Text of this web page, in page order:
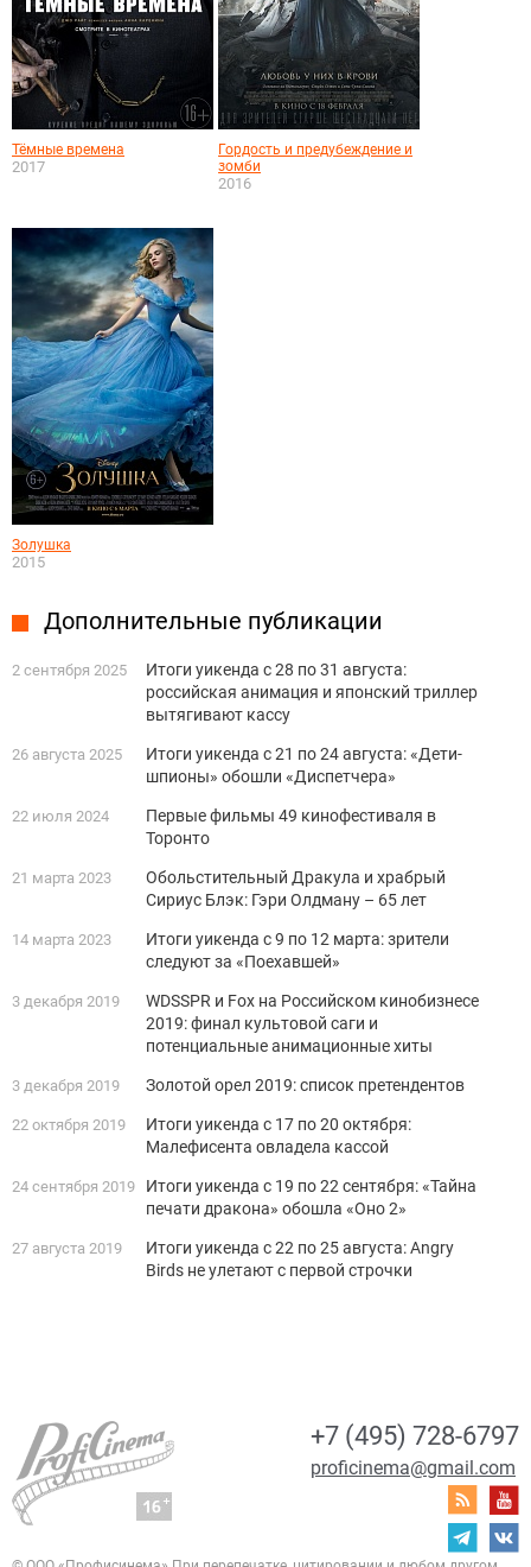
Тёмные времена
2017
Гордость и предубеждение и
зомби
2016
Золушка
2015
Дополнительные публикации
2 сентября 2025
Итоги уикенда с 28 по 31 августа:
российская анимация и японский триллер
вытягивают кассу
26 августа 2025
Итоги уикенда с 21 по 24 августа: «Дети-
шпионы» обошли «Диспетчера»
22 июля 2024
Первые фильмы 49 кинофестиваля в
Торонто
21 марта 2023
Обольстительный Дракула и храбрый
Сириус Блэк: Гэри Олдману – 65 лет
14 марта 2023
Итоги уикенда с 9 по 12 марта: зрители
следуют за «Поехавшей»
3 декабря 2019
WDSSPR и Fox на Российском кинобизнесе
2019: финал культовой саги и
потенциальные анимационные хиты
3 декабря 2019 Золотой орел 2019: список претендентов
22 октября 2019
Итоги уикенда с 17 по 20 октября:
Малефисента овладела кассой
24 сентября 2019
Итоги уикенда с 19 по 22 сентября: «Тайна
печати дракона» обошла «Оно 2»
27 августа 2019
Итоги уикенда с 22 по 25 августа: Angry
Birds не улетают с первой строчки
+7 (495) 728-6797
proficinema@gmail.com